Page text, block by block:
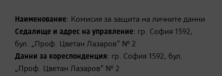
Наименование: Комисия за защита на личните данни
Седалище и адрес на управление: гр. София 1592,
бул. „Проф. Цветан Лазаров” № 2
Данни за кореспонденция: гр. София 1592, бул.
„Проф. Цветан Лазаров” № 2